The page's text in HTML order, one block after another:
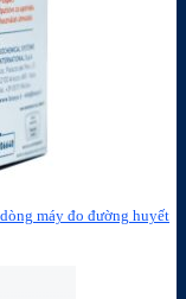
máy đo đường huyết